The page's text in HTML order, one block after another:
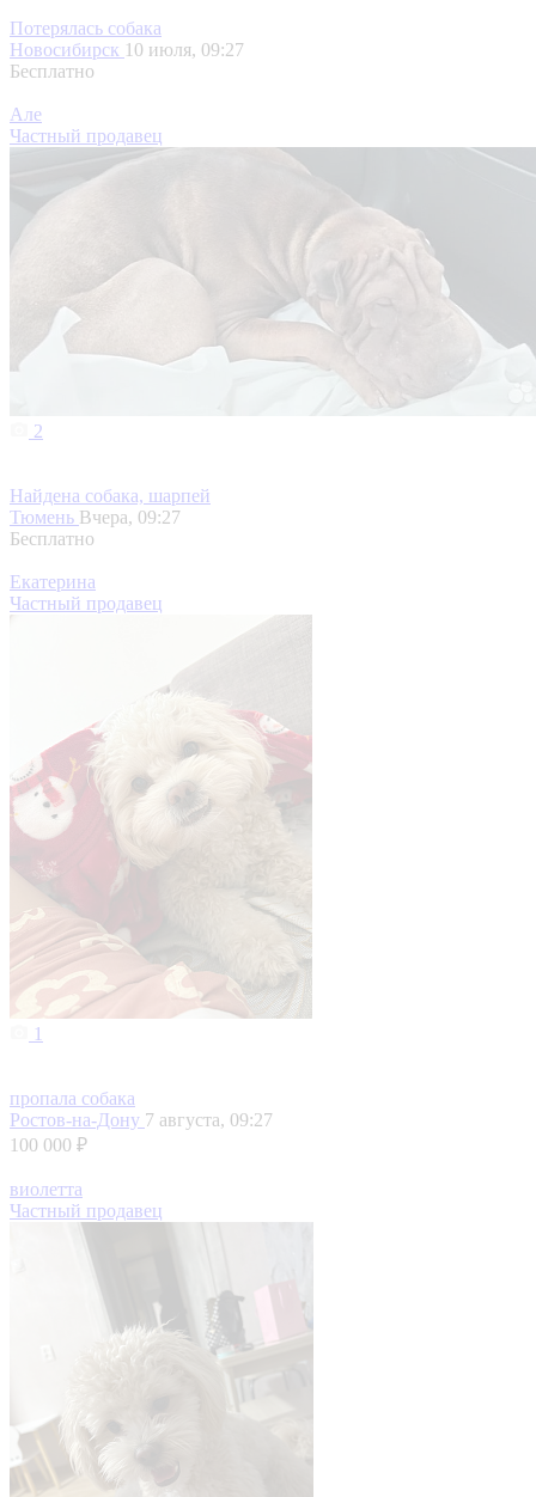
Потерялась собака
Новосибирск 10 июля, 09:27
Бесплатно
Але
Частный продавец
2
Найдена собака, шарпей
Тюмень Вчера, 09:27
Бесплатно
Екатерина
Частный продавец
1
пропала собака
Ростов-на-Дону 7 августа, 09:27
100 000 ₽
виолетта
Частный продавец